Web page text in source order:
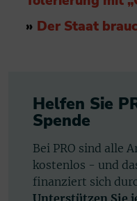
» Der Staat
Helfen Sie
Spende
Bei PRO sind alle
kostenlos - und
finanziert sich